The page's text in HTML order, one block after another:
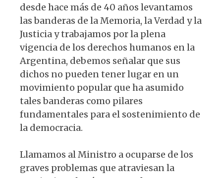
desde hace más de 40 años levantamos
las banderas de la Memoria, la Verdad y la
Justicia y trabajamos por la plena
vigencia de los derechos humanos en la
Argentina, debemos señalar que sus
dichos no pueden tener lugar en un
movimiento popular que ha asumido
tales banderas como pilares
fundamentales para el sostenimiento de
la democracia.
Llamamos al Ministro a ocuparse de los
graves problemas que atraviesan la